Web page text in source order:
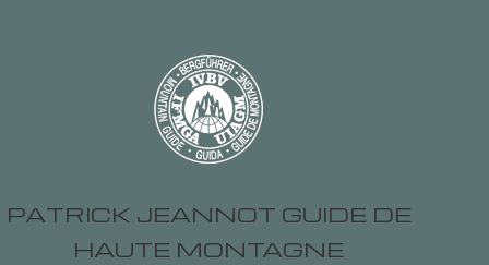
PATRICK JEANNOT GUIDE DE
HAUTE MONTAGNE